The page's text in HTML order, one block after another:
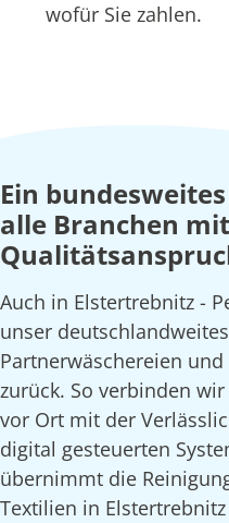
wofür Sie zahlen.
Ein
alle Branchen mit
Auch in Elstertrebnitz -
unser
Partnerwäschereien
zurück. So verbinden
vor Ort mit der
digital gesteuerten
übernimmt die
Textilien in